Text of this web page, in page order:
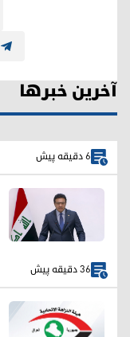
آخرین خبرها
6 دقیقه پیش
36 دقیقه پیش